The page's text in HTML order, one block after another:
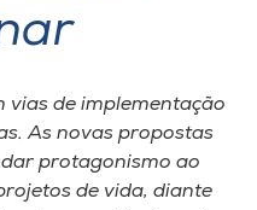
vias de implementação
As novas propostas
protagonismo ao
de vida, diante